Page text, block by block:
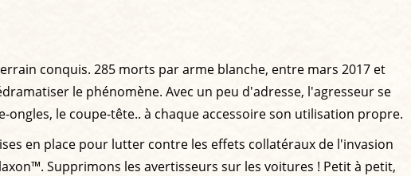
conquis. 285 morts par arme blanche, entre mars 2017 et
le phénomène. Avec un peu d'adresse, l'agresseur se
le coupe-tête.. à chaque accessoire son utilisation propre.
en place pour lutter contre les effets collatéraux de l'invasion
Supprimons les avertisseurs sur les voitures ! Petit à petit,